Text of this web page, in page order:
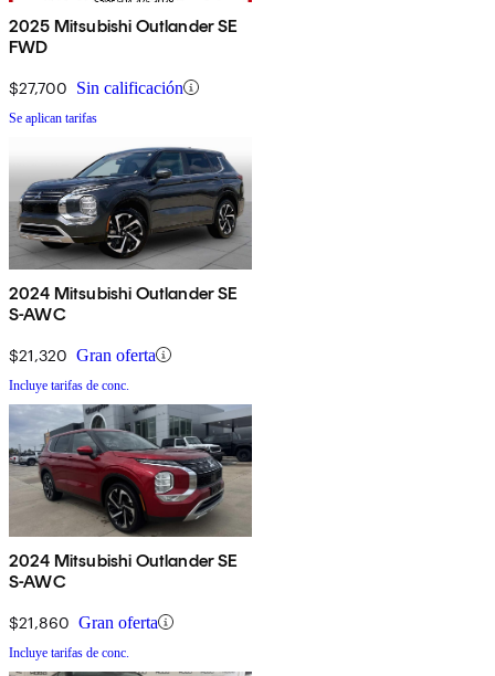
2025 Mitsubishi Outlander SE
FWD
$27,700 Sin calificación
Se aplican tarifas
2024 Mitsubishi Outlander SE
S-AWC
$21,320 Gran oferta
Incluye tarifas de conc.
2024 Mitsubishi Outlander SE
S-AWC
$21,860 Gran oferta
Incluye tarifas de conc.